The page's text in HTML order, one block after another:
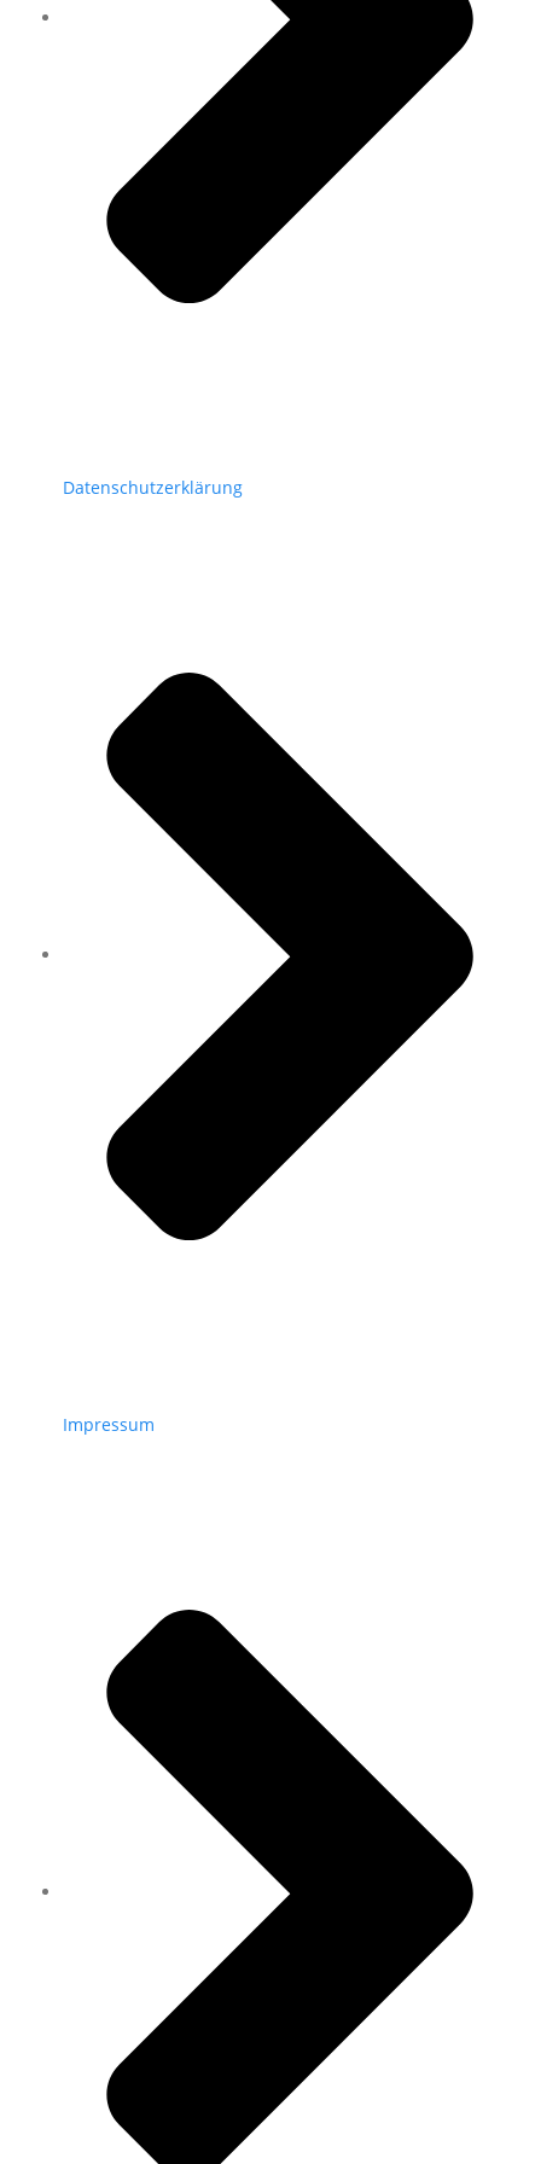
Datenschutzerklärung
Impressum